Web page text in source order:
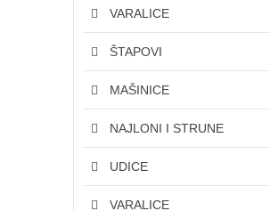
VARALICE
ŠTAPOVI
MAŠINICE
NAJLONI I STRUNE
UDICE
VARALICE